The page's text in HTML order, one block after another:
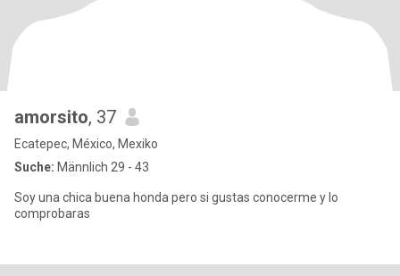
amorsito, 37
Ecatepec, México, Mexiko
Suche: Männlich 29 - 43
Soy una chica buena honda pero si gustas conocerme y lo
comprobaras